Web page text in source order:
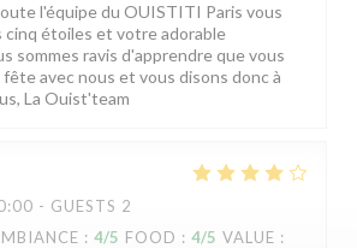
l'équipe du OUISTITI Paris vous
cinq étoiles et votre adorable
sommes ravis d'apprendre que vous
avec nous et vous disons donc à
La Ouist'team
- GUESTS 2
: 4/5 FOOD : 4/5 VALUE :